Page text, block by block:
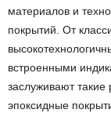
материалов и
покрытий. От
встроенными
заслуживают такие
эпоксидные